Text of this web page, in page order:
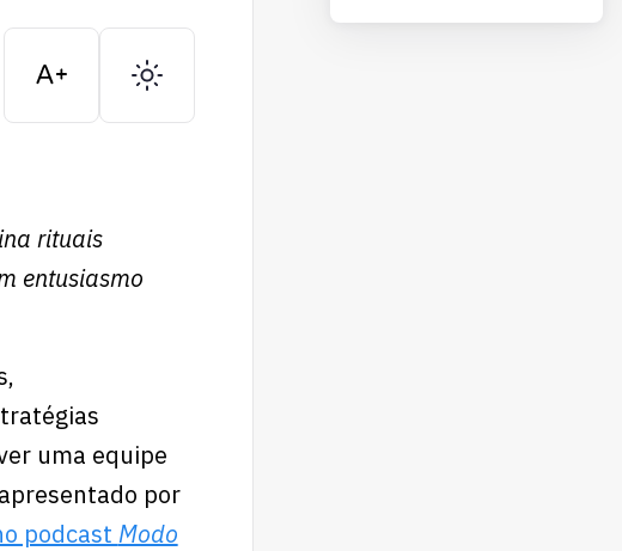
rituais
entusiasmo
uma equipe
por
podcast Modo